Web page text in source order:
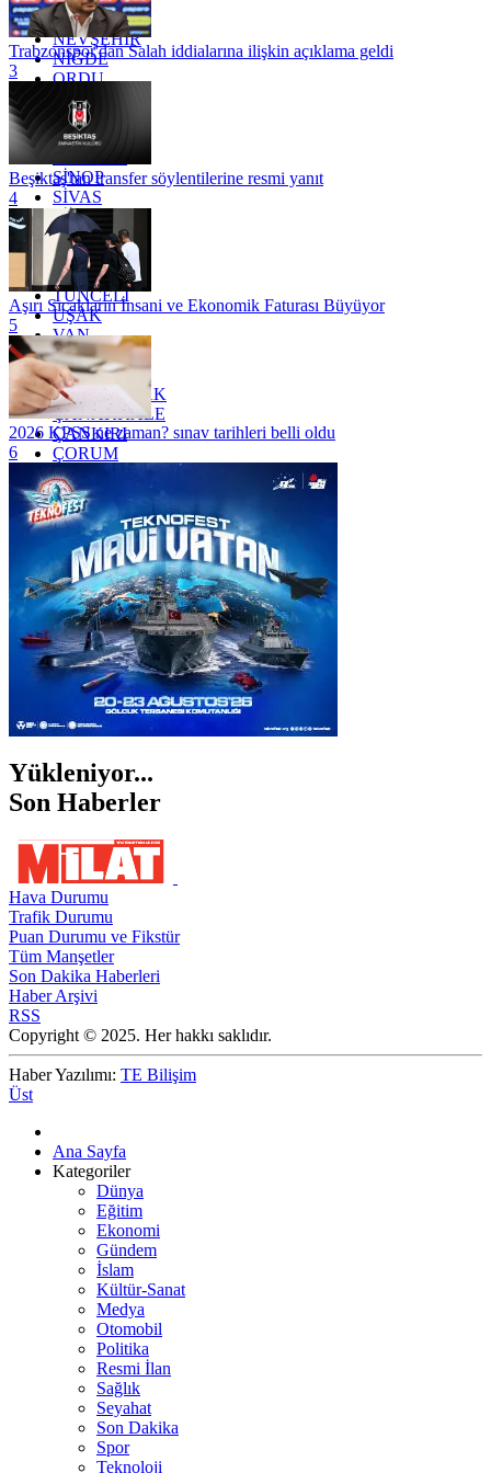
MUŞ
NEVŞEHİR
NİĞDE
ORDU
OSMANİYE
RİZE
SAKARYA
SİNOP
SİVAS
SİİRT
TEKİRDAĞ
TOKAT
TRABZON
TUNCELİ
UŞAK
VAN
YALOVA
YOZGAT
ZONGULDAK
ÇANAKKALE
ÇANKIRI
ÇORUM
İSTANBUL
İZMİR
ŞANLIURFA
ŞIRNAK
Trabzonspor'dan Salah iddialarına ilişkin açıklama geldi
3
Beşiktaş'tan transfer söylentilerine resmi yanıt
4
Aşırı Sıcakların İnsani ve Ekonomik Faturası Büyüyor
5
2026 KPSS ne zaman? sınav tarihleri belli oldu
6
Yükleniyor...
Son Haberler
Hava Durumu
Trafik Durumu
Puan Durumu ve Fikstür
Tüm Manşetler
Son Dakika Haberleri
Haber Arşivi
RSS
Copyright © 2025. Her hakkı saklıdır.
Haber Yazılımı: TE Bilişim
Üst
Ana Sayfa
Kategoriler
Dünya
Eğitim
Ekonomi
Gündem
İslam
Kültür-Sanat
Medya
Otomobil
Politika
Resmi İlan
Sağlık
Seyahat
Son Dakika
Spor
Teknoloji